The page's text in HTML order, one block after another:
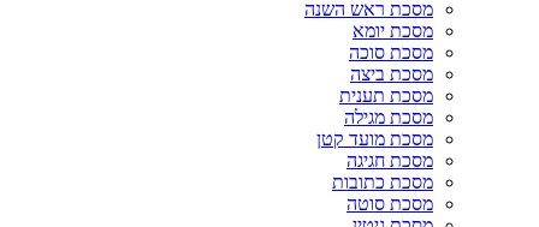
מסכת ראש השנה
מסכת יומא
מסכת סוכה
מסכת ביצה
מסכת תענית
מסכת מגילה
מסכת מועד קטן
מסכת חגיגה
מסכת כתובות
מסכת סוטה